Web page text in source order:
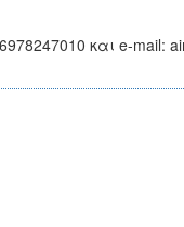
και e-mail: